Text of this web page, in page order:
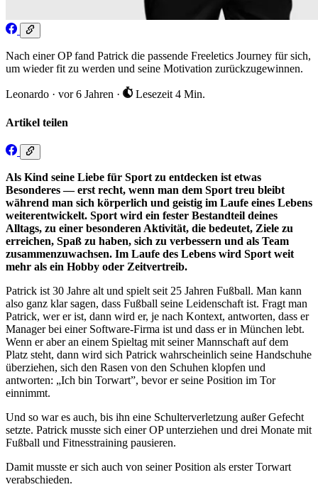
Nach einer OP fand Patrick die passende Freeletics Journey für sich,
um wieder fit zu werden und seine Motivation zurückzugewinnen.
Leonardo · vor 6 Jahren · Lesezeit 4 Min.
Artikel teilen
Als Kind seine Liebe für Sport zu entdecken ist etwas
Besonderes — erst recht, wenn man dem Sport treu bleibt
während man sich körperlich und geistig im Laufe eines Lebens
weiterentwickelt. Sport wird ein fester Bestandteil deines
Alltags, zu einer besonderen Aktivität, die bedeutet, Ziele zu
erreichen, Spaß zu haben, sich zu verbessern und als Team
zusammenzuwachsen. Im Laufe des Lebens wird Sport weit
mehr als ein Hobby oder Zeitvertreib.
Patrick ist 30 Jahre alt und spielt seit 25 Jahren Fußball. Man kann
also ganz klar sagen, dass Fußball seine Leidenschaft ist. Fragt man
Patrick, wer er ist, dann wird er, je nach Kontext, antworten, dass er
Manager bei einer Software-Firma ist und dass er in München lebt.
Wenn er aber an einem Spieltag mit seiner Mannschaft auf dem
Platz steht, dann wird sich Patrick wahrscheinlich seine Handschuhe
überziehen, sich den Rasen von den Schuhen klopfen und
antworten: „Ich bin Torwart”, bevor er seine Position im Tor
einnimmt.
Und so war es auch, bis ihn eine Schulterverletzung außer Gefecht
setzte. Patrick musste sich einer OP unterziehen und drei Monate mit
Fußball und Fitnesstraining pausieren.
Damit musste er sich auch von seiner Position als erster Torwart
verabschieden.